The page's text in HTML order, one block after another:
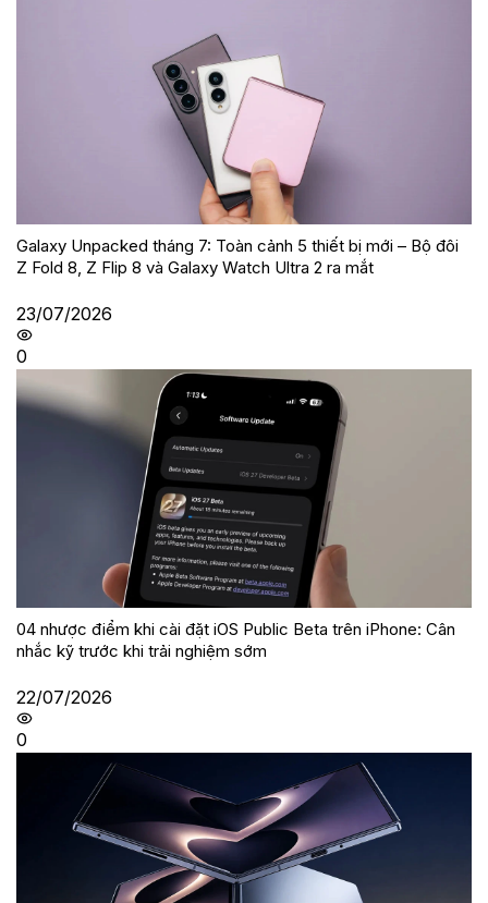
Galaxy Unpacked tháng 7: Toàn cảnh 5 thiết bị mới – Bộ đôi
Z Fold 8, Z Flip 8 và Galaxy Watch Ultra 2 ra mắt
23/07/2026
0
04 nhược điểm khi cài đặt iOS Public Beta trên iPhone: Cân
nhắc kỹ trước khi trải nghiệm sớm
22/07/2026
0